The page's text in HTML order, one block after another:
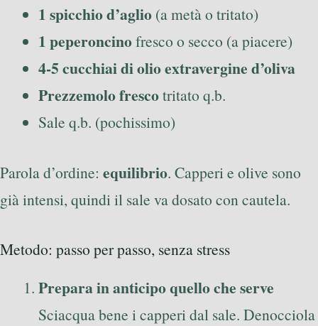
1 spicchio d’aglio (a metà o tritato)
1 peperoncinofresco o secco (a piacere)
4-5 cucchiai di olio extravergine d’oliva
Prezzemolo frescotritato q.b.
Sale q.b. (pochissimo)
Parola d’ordine: equilibrio. Capperi e olive sono
già intensi, quindi il sale va dosato con cautela.
Metodo: passo per passo, senza stress
Prepara in anticipo quello che serve
Sciacqua bene i capperi dal sale. Denocciola